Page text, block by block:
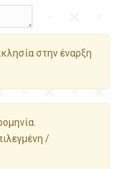
στην έναρξη
/